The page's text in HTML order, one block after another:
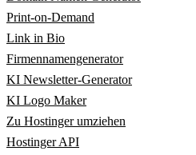
Print-on-Demand
Link in Bio
Firmennamengenerator
KI Newsletter-Generator
KI Logo Maker
Zu Hostinger umziehen
Hostinger API